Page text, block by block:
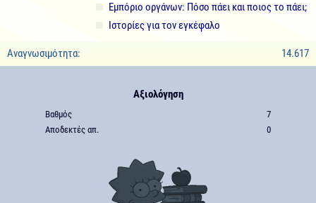
Εμπόριο οργάνων: Πόσο πάει και ποιος το πάει;
Ιστορίες για τον εγκέφαλο
Αναγνωσιμότητα: 14.617
Αξιολόγηση
Βαθμός
7
Αποδεκτές απ.
0